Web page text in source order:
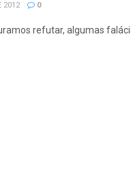
2012 0
refutar, algumas